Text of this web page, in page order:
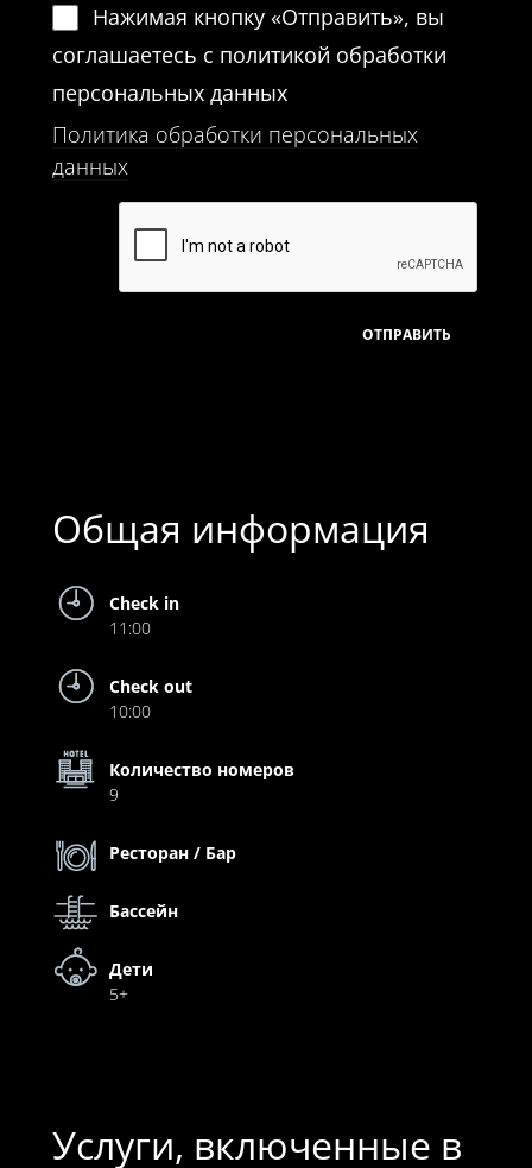
Нажимая кнопку «Отправить», вы
соглашаетесь с политикой обработки
персональных данных
Политика обработки персональных
данных
Общая информация
Check in
11:00
Check out
10:00
Количество номеров
9
Ресторан / Бар
Бассейн
Дети
5+
Услуги, включенные в